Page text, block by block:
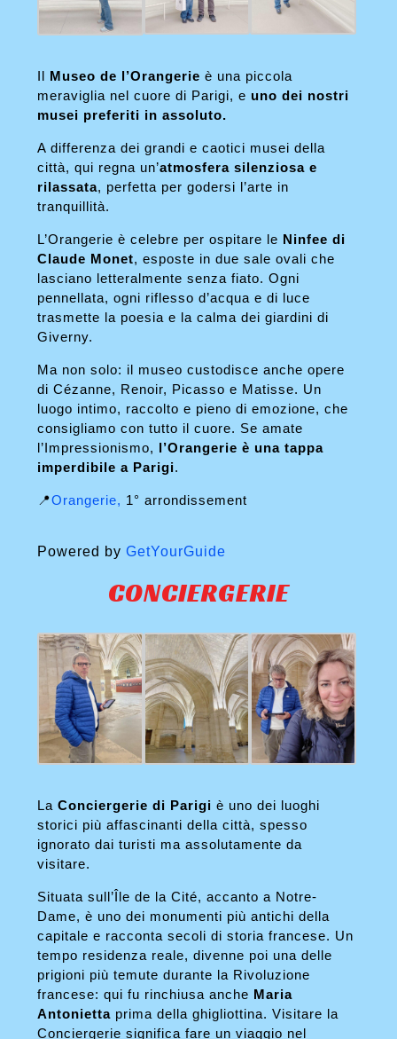
Il Museo de l’Orangerie è una piccola
meraviglia nel cuore di Parigi, e uno dei nostri
musei preferiti in assoluto.
A differenza dei grandi e caotici musei della
città, qui regna un’atmosfera silenziosa e
rilassata, perfetta per godersi l’arte in
tranquillità.
L’Orangerie è celebre per ospitare le Ninfee di
Claude Monet, esposte in due sale ovali che
lasciano letteralmente senza fiato. Ogni
pennellata, ogni riflesso d’acqua e di luce
trasmette la poesia e la calma dei giardini di
Giverny.
Ma non solo: il museo custodisce anche opere
di Cézanne, Renoir, Picasso e Matisse. Un
luogo intimo, raccolto e pieno di emozione, che
consigliamo con tutto il cuore. Se amate
l’Impressionismo, l’Orangerie è una tappa
imperdibile a Parigi.
📍Orangerie, 1° arrondissement
Powered byGetYourGuide
CONCIERGERIE
LaConciergerie di Parigi è uno dei luoghi
storici più affascinanti della città, spesso
ignorato dai turisti ma assolutamente da
visitare.
Situata sull’Île de la Cité, accanto a Notre-
Dame, è uno dei monumenti più antichi della
capitale e racconta secoli di storia francese. Un
tempo residenza reale, divenne poi una delle
prigioni più temute durante la Rivoluzione
francese: qui fu rinchiusa anche Maria
Antonietta prima della ghigliottina. Visitare la
Conciergerie significa fare un viaggio nel